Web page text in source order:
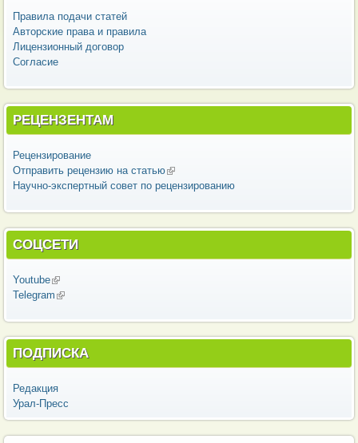
Правила подачи статей
Авторские права и правила
Лицензионный договор
Согласие
РЕЦЕНЗЕНТАМ
Рецензирование
Отправить рецензию на статью(внешняя ссылка)
Научно-экспертный совет по рецензированию
СОЦСЕТИ
Youtube(внешняя ссылка)
Telegram (внешняя ссылка)
ПОДПИСКА
Редакция
Урал-Пресс